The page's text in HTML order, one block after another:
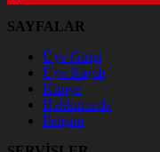
SAYFALAR
Üye Girişi
Üye Kaydı
Künye
Hakkımızda
İletişim